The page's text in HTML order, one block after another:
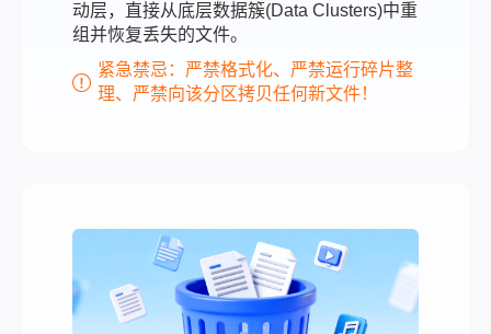
动层，直接从底层数据簇(Data Clusters)中重
组并恢复丢失的文件。
紧急禁忌：严禁格式化、严禁运行碎片整
理、严禁向该分区拷贝任何新文件！